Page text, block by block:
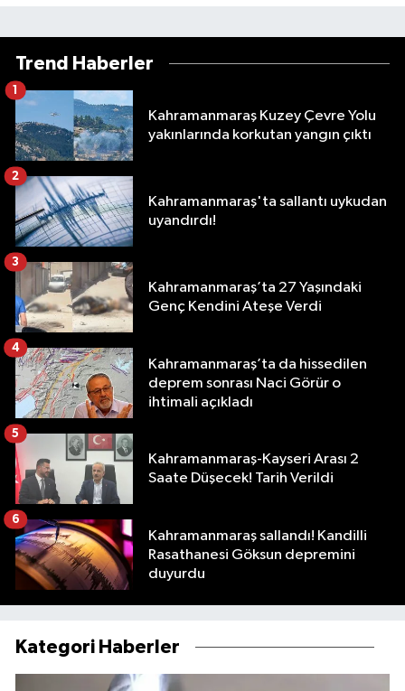
Trend Haberler
Kahramanmaraş Kuzey Çevre Yolu
yakınlarında korkutan yangın çıktı
1
Kahramanmaraş'ta sallantı uykudan
uyandırdı!
2
Kahramanmaraş’ta 27 Yaşındaki
Genç Kendini Ateşe Verdi
3
Kahramanmaraş’ta da hissedilen
deprem sonrası Naci Görür o
ihtimali açıkladı
4
Kahramanmaraş-Kayseri Arası 2
Saate Düşecek! Tarih Verildi
5
Kahramanmaraş sallandı! Kandilli
Rasathanesi Göksun depremini
duyurdu
6
Kategori Haberler